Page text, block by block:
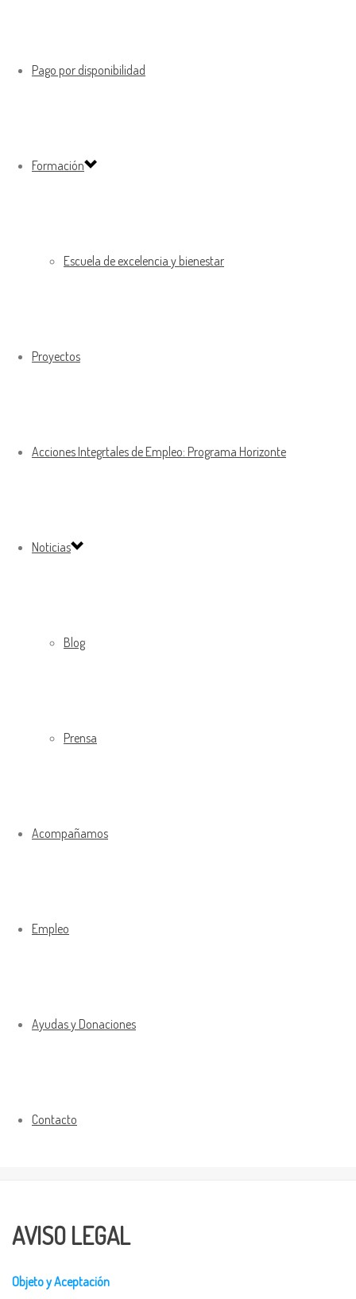
Pago por disponibilidad
Formación
Escuela de excelencia y bienestar
Proyectos
Acciones Integrtales de Empleo: Programa Horizonte
Noticias
Blog
Prensa
Acompañamos
Empleo
Ayudas y Donaciones
Contacto
AVISO LEGAL
Objeto y Aceptación